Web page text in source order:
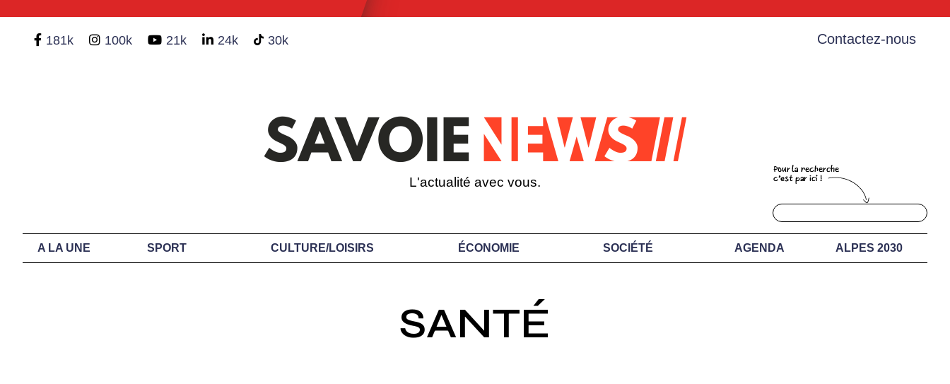
181k 100k 21k 24k 30k Contactez-nous
L'actualité avec vous.
A LA UNE SPORT CULTURE/LOISIRS ÉCONOMIE SOCIÉTÉ AGENDA ALPES 2030
SANTÉ